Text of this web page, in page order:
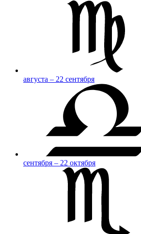
августа – 22 сентября
сентября – 22 октября